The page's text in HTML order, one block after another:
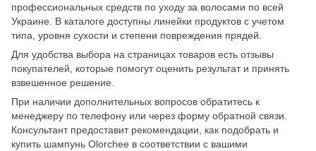
профессиональных средств по уходу за волосами по всей
Украине. В каталоге доступны линейки продуктов с учетом
типа, уровня сухости и степени повреждения прядей.
Для удобства выбора на страницах товаров есть отзывы
покупателей, которые помогут оценить результат и принять
взвешенное решение.
При наличии дополнительных вопросов обратитесь к
менеджеру по телефону или через форму обратной связи.
Консультант предоставит рекомендации, как подобрать и
купить шампунь Olorchee в соответствии с вашими